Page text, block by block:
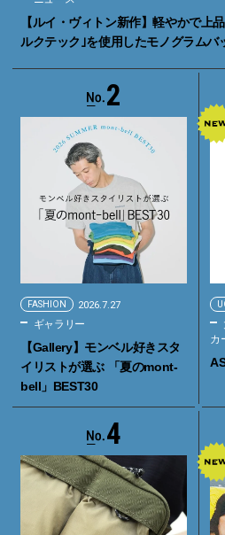
【ルイ・ヴィトン新作】軽やかで上
ルクテック｣を使用したモノグラムバ
2
FASHION 2026.7.27
ギャラリー
【Gallery】モンベル好きスタ
イリストが選ぶ 「夏のmont-
bell」BEST30
カ
4